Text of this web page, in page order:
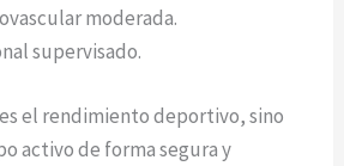
moderada.
supervisado.
el rendimiento deportivo, sino
activo de forma segura y